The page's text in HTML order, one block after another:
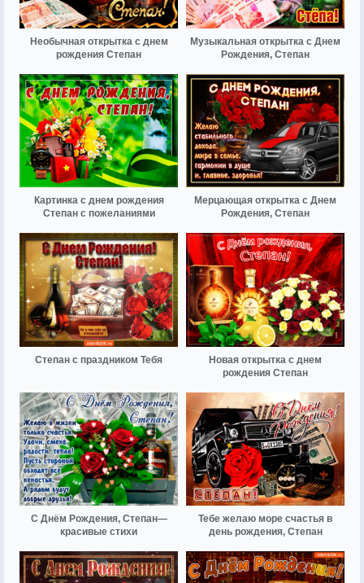
Необычная открытка с днем
рождения Степан
Музыкальная открытка с Днем
Рождения, Степан
Картинка с днем рождения
Степан с пожеланиями
Мерцающая открытка с Днем
Рождения, Степан
Степан с праздником Тебя
Новая открытка с днем
рождения Степан
С Днём Рождения, Степан—
красивые стихи
Тебе желаю море счастья в
день рождения, Степан